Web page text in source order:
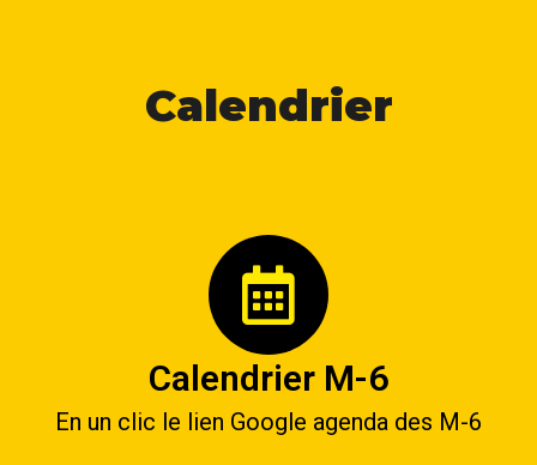
Calendrier
Calendrier M-6
En un clic le lien Google agenda des M-6